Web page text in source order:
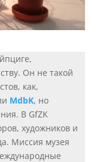
Он не такой
как,
MdbK, но
В GfZK
художников и
Миссия музея